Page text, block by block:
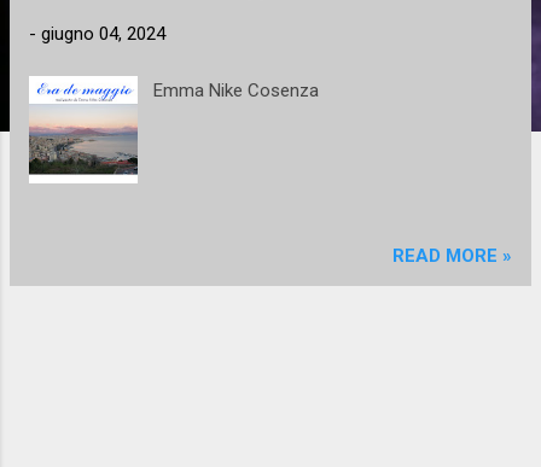
- giugno 04, 2024
Emma Nike Cosenza
READ MORE »